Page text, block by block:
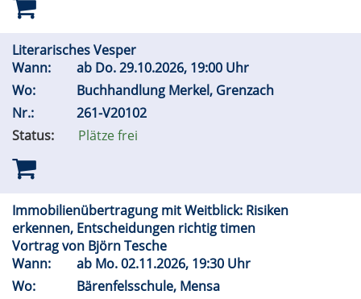
Literarisches Vesper
Wann:
ab Do.29.10.2026, 19:00 Uhr
Wo:
Buchhandlung Merkel, Grenzach
Nr.:
261-V20102
Status:
Plätze frei
Immobilienübertragung mit Weitblick: Risiken
erkennen, Entscheidungen richtig timen
Vortrag von Björn Tesche
Wann:
ab Mo.02.11.2026, 19:30 Uhr
Wo:
Bärenfelsschule, Mensa